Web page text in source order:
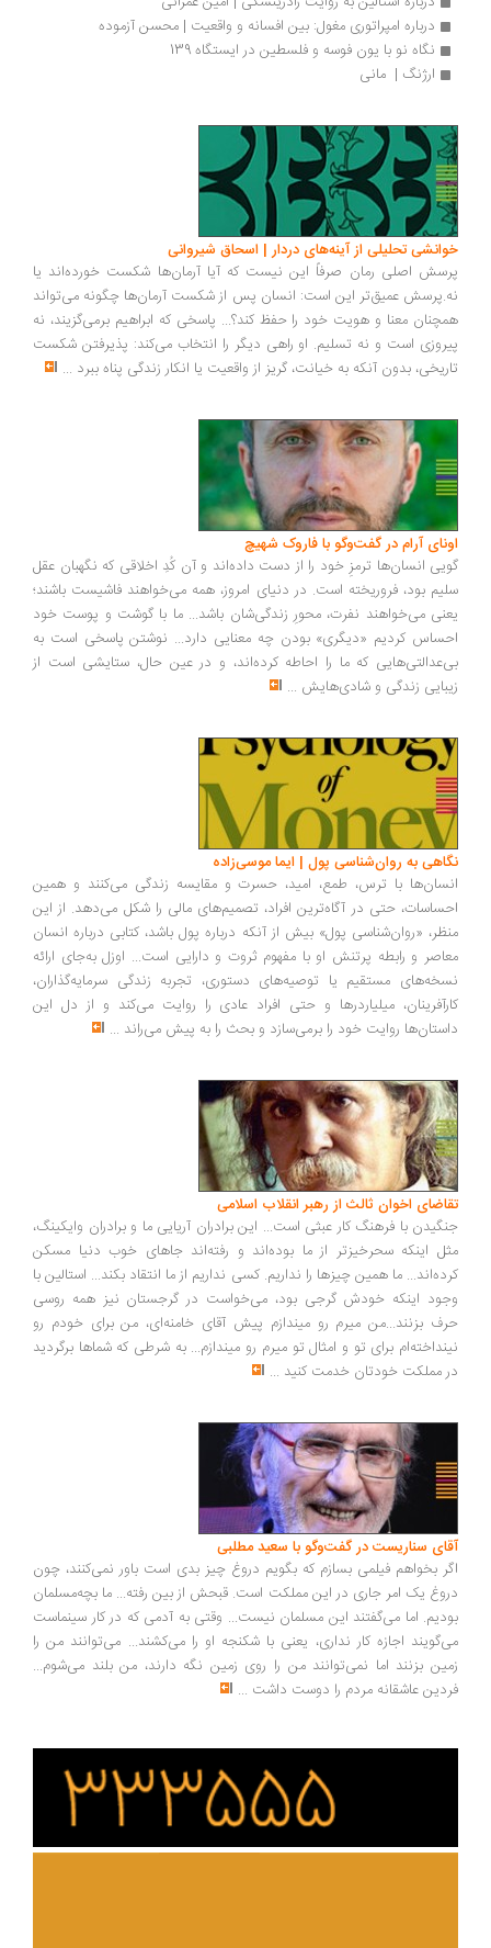
درباره امپراتوری مغول: بین افسانه و واقعیت | محسن آزموده
نگاه نو با یون فوسه و فلسطین در ایستگاه 139
ارژنگ |  مانی
تحلیلی از آینه‌های دردار | اسحاق شیروانی
اصلی رمان صرفاً این نیست که آیا آرمان‌ها شکست خورده‌اند یا
عمیق‌تر این است: انسان پس از شکست آرمان‌ها چگونه می‌تواند
معنا و هویت خود را حفظ کند؟... پاسخی که ابراهیم برمی‌گزیند، نه
است و نه تسلیم. او راهی دیگر را انتخاب می‌کند: پذیرفتن شکست
بدون آنکه به خیانت، گریز از واقعیت یا انکار زندگی پناه ببرد...
آرام در گفت‌وگو با فاروک شهیچ‭
انسان‌ها ترمزِ خود را از دست داده‌اند و آن کُدِ اخلاقی که نگهبان عقل
بود، فروریخته است. در دنیای امروز، همه می‌خواهند فاشیست باشند؛
می‌خواهند نفرت، محورِ زندگی‌شان باشد... ما با گوشت و پوست خود
کردیم «دیگری» بودن چه معنایی دارد... نوشتن پاسخی است به
که ما را احاطه کرده‌اند، و در عین حال، ستایشی است از
زندگی و شادی‌هایش...
به روان‌شناسی پول | ایما موسی‌زاده
با ترس، طمع، امید، حسرت و مقایسه زندگی می‌کنند و همین
حتی در آگاه‌ترین افراد، تصمیم‌های مالی را شکل می‌دهد. از این
«روان‌شناسی پول» بیش از آنکه درباره پول باشد، کتابی درباره انسان
و رابطه پرتنش او با مفهوم ثروت و دارایی است... اوزل به‌جای ارائه
مستقیم یا توصیه‌های دستوری، تجربه زندگی سرمایه‌گذاران،
میلیاردرها و حتی افراد عادی را روایت می‌کند و از دل این
روایت خود را برمی‌سازد و بحث را به پیش می‌راند...
اخوان ثالث از رهبر انقلاب اسلامی
با فرهنگ کار عبثی است... این برادران آریایی ما و برادران وایکینگ،
اینکه سحرخیزتر از ما بوده‌اند و رفته‌اند جاهای خوب دنیا مسکن
ما همین چیزها را نداریم. کسی نداریم از ما انتقاد بکند... استالین با
اینکه خودش گرجی بود، می‌خواست در گرجستان نیز همه روسی
بزنند...من میرم رو میندازم پیش آقای خامنه‌ای، من برای خودم رو
برای تو و امثال تو میرم رو میندازم... به شرطی که شماها برگردید
مملکت خودتان خدمت کنید...
سناریست در گفت‌وگو با سعید مطلبی
بخواهم فیلمی بسازم که بگویم دروغ چیز بدی است باور نمی‌کنند، چون
یک امر جاری در این مملکت است. قبحش از بین رفته... ما بچه‌مسلمان
اما می‌گفتند این مسلمان نیست... وقتی به آدمی که در کار سینماست
اجازه کار نداری، یعنی با شکنجه او را می‌کشند... می‌توانند من را
بزنند اما نمی‌توانند من را روی زمین نگه دارند، من بلند می‌شوم...
عاشقانه مردم را دوست داشت ...